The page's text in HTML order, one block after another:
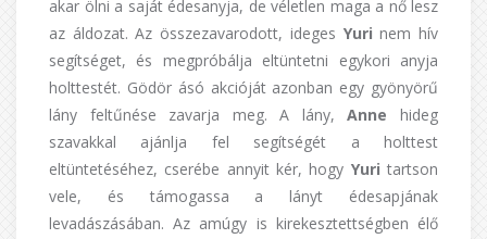
akar ölni a saját édesanyja, de véletlen maga a nő lesz
az áldozat. Az összezavarodott, ideges Yurinem hív
segítséget, és megpróbálja eltüntetni egykori anyja
holttestét. Gödör ásó akcióját azonban egy gyönyörű
lány feltűnése zavarja meg. A lány,Annehideg
szavakkal ajánlja fel segítségét a holttest
eltüntetéséhez, cserébe annyit kér, hogy Yuritartson
vele, és támogassa a lányt édesapjának
levadászásában. Az amúgy is kirekesztettségben élő